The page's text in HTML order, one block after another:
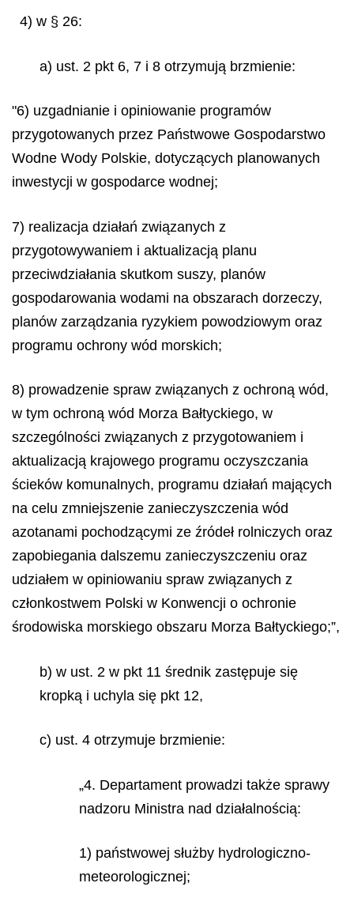
4) w § 26:
a) ust. 2 pkt 6, 7 i 8 otrzymują brzmienie:
"6) uzgadnianie i opiniowanie programów
przygotowanych przez Państwowe Gospodarstwo
Wodne Wody Polskie, dotyczących planowanych
inwestycji w gospodarce wodnej;
7) realizacja działań związanych z
przygotowywaniem i aktualizacją planu
przeciwdziałania skutkom suszy, planów
gospodarowania wodami na obszarach dorzeczy,
planów zarządzania ryzykiem powodziowym oraz
programu ochrony wód morskich;
8) prowadzenie spraw związanych z ochroną wód,
w tym ochroną wód Morza Bałtyckiego, w
szczególności związanych z przygotowaniem i
aktualizacją krajowego programu oczyszczania
ścieków komunalnych, programu działań mających
na celu zmniejszenie zanieczyszczenia wód
azotanami pochodzącymi ze źródeł rolniczych oraz
zapobiegania dalszemu zanieczyszczeniu oraz
udziałem w opiniowaniu spraw związanych z
członkostwem Polski w Konwencji o ochronie
środowiska morskiego obszaru Morza Bałtyckiego;”,
b) w ust. 2 w pkt 11 średnik zastępuje się
kropką i uchyla się pkt 12,
c) ust. 4 otrzymuje brzmienie:
„4. Departament prowadzi także sprawy
nadzoru Ministra nad działalnością:
1) państwowej służby hydrologiczno-
meteorologicznej;